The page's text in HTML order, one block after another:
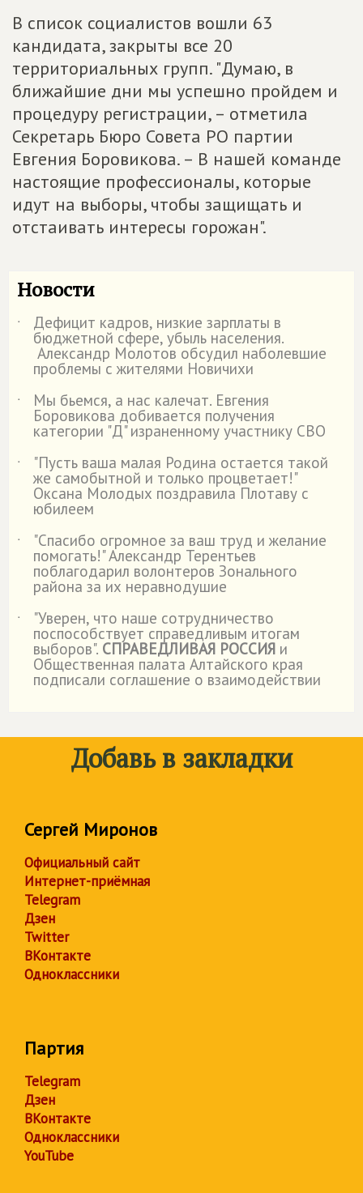
В список социалистов вошли 63
кандидата, закрыты все 20
территориальных групп. "Думаю, в
ближайшие дни мы успешно пройдем и
процедуру регистрации, – отметила
Секретарь Бюро Совета РО партии
Евгения Боровикова. – В нашей команде
настоящие профессионалы, которые
идут на выборы, чтобы защищать и
отстаивать интересы горожан".
Новости
˙ Дефицит кадров, низкие зарплаты в
бюджетной сфере, убыль населения.
Александр Молотов обсудил наболевшие
проблемы с жителями Новичихи
˙
Мы бьемся, а нас калечат. Евгения
Боровикова добивается получения
категории "Д" израненному участнику СВО
˙
"Пусть ваша малая Родина остается такой
же самобытной и только процветает!"
Оксана Молодых поздравила Плотаву с
юбилеем
˙
"Спасибо огромное за ваш труд и желание
помогать!" Александр Терентьев
поблагодарил волонтеров Зонального
района за их неравнодушие
˙
"Уверен, что наше сотрудничество
поспособствует справедливым итогам
выборов". СПРАВЕДЛИВАЯ РОССИЯ и
Общественная палата Алтайского края
подписали соглашение о взаимодействии
Добавь в закладки
Сергей Миронов
Официальный сайт
Интернет-приёмная
Telegram
Дзен
Twitter
ВКонтакте
Одноклассники
Партия
Telegram
Дзен
ВКонтакте
Одноклассники
YouTube